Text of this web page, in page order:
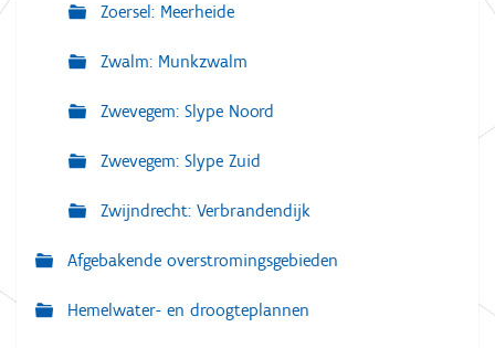
Zoersel: Meerheide
Zwalm: Munkzwalm
Zwevegem: Slype Noord
Zwevegem: Slype Zuid
Zwijndrecht: Verbrandendijk
Afgebakende overstromingsgebieden
Hemelwater- en droogteplannen